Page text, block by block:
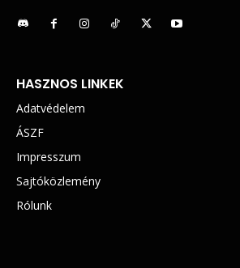
HASZNOS LINKEK
Adatvédelem
ÁSZF
Impresszum
Sajtóközlemény
Rólunk